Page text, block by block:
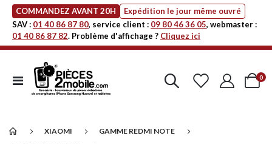
COMMANDEZ AVANT 20H
Expédition le jour même ouvré
SAV : 01 40 86 87 80, service client : 09 80 46 36 05, webmaster :
01 40 86 87 82. Problème d'affichage ? Cliquez ici
Affichage
navigation
Cart
0
XIAOMI
GAMME REDMI NOTE